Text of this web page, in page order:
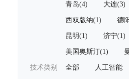
青岛(4) 大连(3)
西双版纳(1) 德
昆明(1) 济宁(1)
美国奥斯汀(1)
技术类别 全部 人工智能